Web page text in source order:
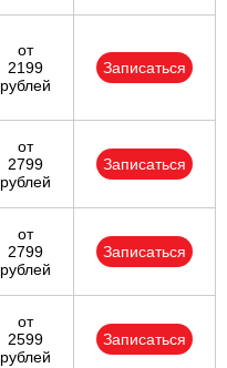
от
2199
рублей
Записаться
от
2799
рублей
Записаться
от
2799
рублей
Записаться
от
2599
рублей
Записаться